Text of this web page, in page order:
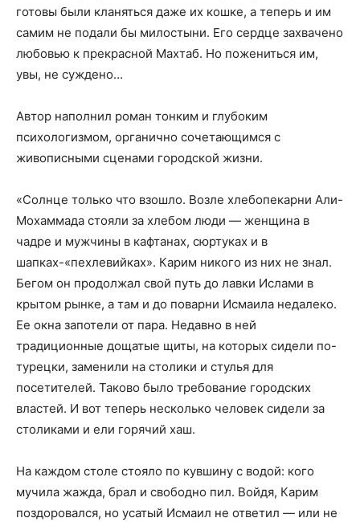
готовы были кланяться даже их кошке, а теперь и им
самим не подали бы милостыни. Его сердце захвачено
любовью к прекрасной Махтаб. Но пожениться им,
увы, не суждено…
Автор наполнил роман тонким и глубоким
психологизмом, органично сочетающимся с
живописными сценами городской жизни.
«Солнце только что взошло. Возле хлебопекарни Али-
Мохаммада стояли за хлебом люди — женщина в
чадре и мужчины в кафтанах, сюртуках и в
шапках-«пехлевийках». Карим никого из них не знал.
Бегом он продолжал свой путь до лавки Ислами в
крытом рынке, а там и до поварни Исмаила недалеко.
Ее окна запотели от пара. Недавно в ней
традиционные дощатые щиты, на которых сидели по-
турецки, заменили на столики и стулья для
посетителей. Таково было требование городских
властей. И вот теперь несколько человек сидели за
столиками и ели горячий хаш.
На каждом столе стояло по кувшину с водой: кого
мучила жажда, брал и свободно пил. Войдя, Карим
поздоровался, но усатый Исмаил не ответил — или не